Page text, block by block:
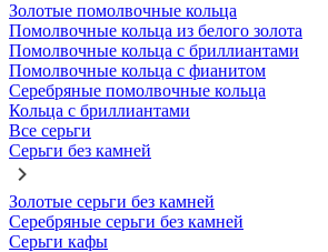
Золотые помолвочные кольца
Помолвочные кольца из белого золота
Помолвочные кольца с бриллиантами
Помолвочные кольца с фианитом
Серебряные помолвочные кольца
Кольца с бриллиантами
Все серьги
Серьги без камней
Золотые серьги без камней
Серебряные серьги без камней
Серьги кафы